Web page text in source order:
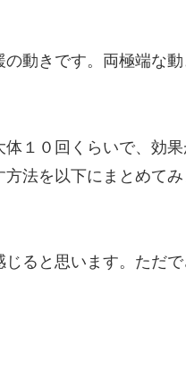
動きです。両極端な
１０回くらいで、効果
法を以下にまとめてみ
ると思います。ただ